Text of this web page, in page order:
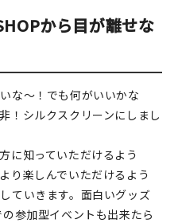
から目が離せな
な～！でも何がいいかな
！シルクスクリーンにしまし
に知っていただけるよう
り楽しんでいただけるよう
ていきます。面白いグッズ
参加型イベントも出来たら